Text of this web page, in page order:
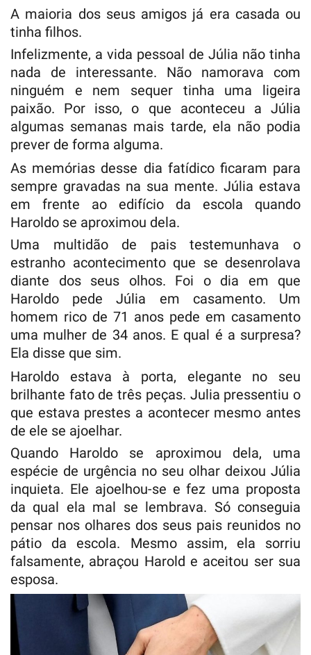
A maioria dos seus amigos já era casada ou
tinha filhos.
Infelizmente, a vida pessoal de Júlia não tinha
nada de interessante. Não namorava com
ninguém e nem sequer tinha uma ligeira
paixão. Por isso, o que aconteceu a Júlia
algumas semanas mais tarde, ela não podia
prever de forma alguma.
As memórias desse dia fatídico ficaram para
sempre gravadas na sua mente. Júlia estava
em frente ao edifício da escola quando
Haroldo se aproximou dela.
Uma multidão de pais testemunhava o
estranho acontecimento que se desenrolava
diante dos seus olhos. Foi o dia em que
Haroldo pede Júlia em casamento. Um
homem rico de 71 anos pede em casamento
uma mulher de 34 anos. E qual é a surpresa?
Ela disse que sim.
Haroldo estava à porta, elegante no seu
brilhante fato de três peças. Julia pressentiu o
que estava prestes a acontecer mesmo antes
de ele se ajoelhar.
Quando Haroldo se aproximou dela, uma
espécie de urgência no seu olhar deixou Júlia
inquieta. Ele ajoelhou-se e fez uma proposta
da qual ela mal se lembrava. Só conseguia
pensar nos olhares dos seus pais reunidos no
pátio da escola. Mesmo assim, ela sorriu
falsamente, abraçou Harold e aceitou ser sua
esposa.